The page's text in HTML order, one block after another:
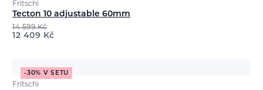
Fritschi
Tecton 10 adjustable 60mm
14 599Kč
12 409 Kč
-30% V SETU
Fritschi